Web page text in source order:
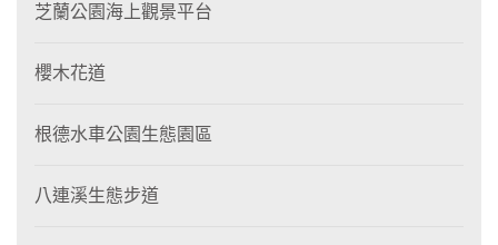
芝蘭公園海上觀景平台
櫻木花道
根德水車公園生態園區
八連溪生態步道